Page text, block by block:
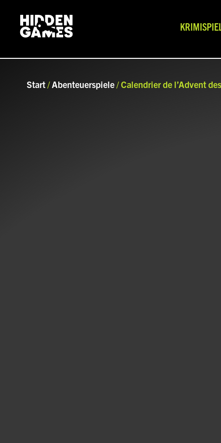
Start/Abenteuerspiele/ Calendrier de l’Advent